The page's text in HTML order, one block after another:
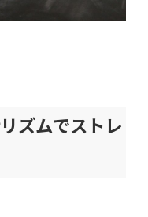
ズムでストレ